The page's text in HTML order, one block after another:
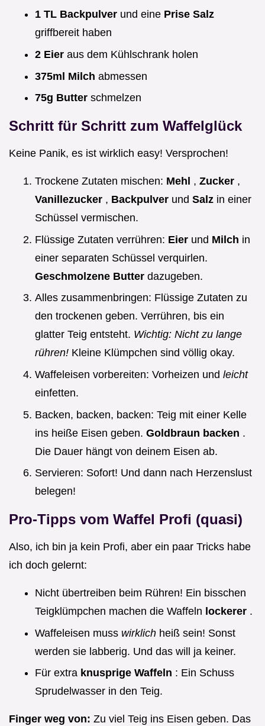
1 TL Backpulver und eine Prise Salz
griffbereit haben
2 Eier aus dem Kühlschrank holen
375ml Milch abmessen
75g Butter schmelzen
Schritt für Schritt zum Waffelglück
Keine Panik, es ist wirklich easy! Versprochen!
Trockene Zutaten mischen: Mehl , Zucker ,
Vanillezucker , Backpulver und Salz in einer
Schüssel vermischen.
Flüssige Zutaten verrühren: Eier und Milch in
einer separaten Schüssel verquirlen.
Geschmolzene Butter dazugeben.
Alles zusammenbringen: Flüssige Zutaten zu
den trockenen geben. Verrühren, bis ein
glatter Teig entsteht. Wichtig: Nicht zu lange
rühren! Kleine Klümpchen sind völlig okay.
Waffeleisen vorbereiten: Vorheizen und leicht
einfetten.
Backen, backen, backen: Teig mit einer Kelle
ins heiße Eisen geben. Goldbraun backen .
Die Dauer hängt von deinem Eisen ab.
Servieren: Sofort! Und dann nach Herzenslust
belegen!
Pro-Tipps vom Waffel Profi (quasi)
Also, ich bin ja kein Profi, aber ein paar Tricks habe
ich doch gelernt:
Nicht übertreiben beim Rühren! Ein bisschen
Teigklümpchen machen die Waffeln lockerer .
Waffeleisen muss wirklich heiß sein! Sonst
werden sie labberig. Und das will ja keiner.
Für extra knusprige Waffeln : Ein Schuss
Sprudelwasser in den Teig.
Finger weg von: Zu viel Teig ins Eisen geben. Das